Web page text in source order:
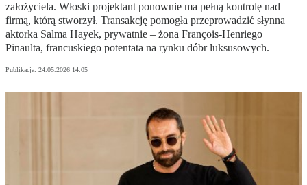
założyciela. Włoski projektant ponownie ma pełną kontrolę nad
firmą, którą stworzył. Transakcję pomogła przeprowadzić słynna
aktorka Salma Hayek, prywatnie – żona François-Henriego
Pinaulta, francuskiego potentata na rynku dóbr luksusowych.
Publikacja: 24.05.2026 14:05